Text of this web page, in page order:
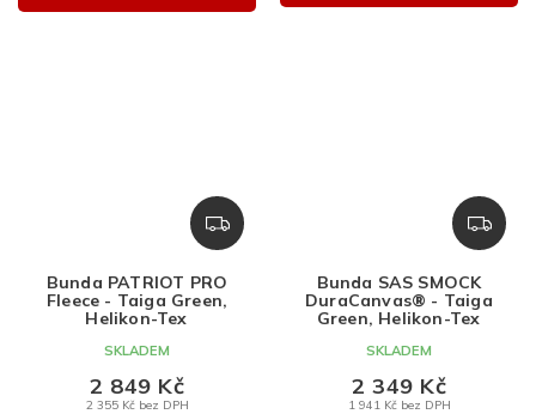
Z
D
Bunda PATRIOT PRO
Fleece - Taiga Green,
Helikon-Tex
SKLADEM
2 355 Kč bez DPH
2 849 Kč
Z
D
R
Bunda SAS SMOCK
DuraCanvas® - Taiga
Green, Helikon-Tex
SKLADEM
1 941 Kč bez DPH
2 349 Kč